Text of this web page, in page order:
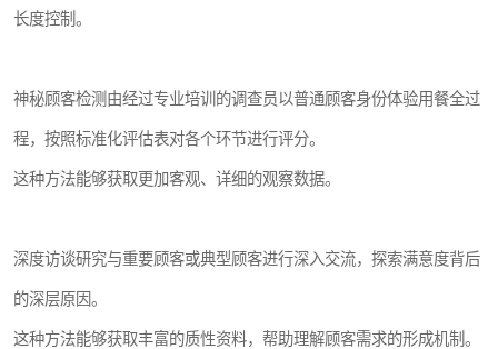
长度控制。
神秘顾客检测由经过专业培训的调查员以普通顾客身份体验用餐全过
程，按照标准化评估表对各个环节进行评分。
这种方法能够获取更加客观、详细的观察数据。
深度访谈研究与重要顾客或典型顾客进行深入交流，探索满意度背后
的深层原因。
这种方法能够获取丰富的质性资料，帮助理解顾客需求的形成机制。